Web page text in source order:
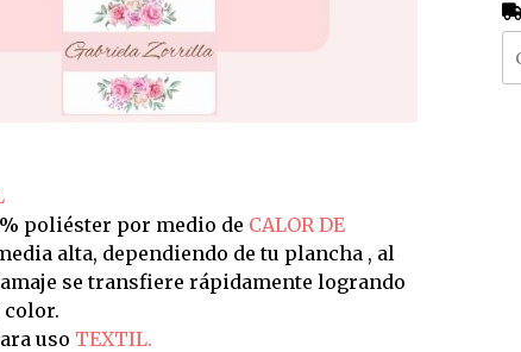
poliéster por medio de CALOR DE
alta, dependiendo de tu plancha , al
se transfiere rápidamente logrando
uso TEXTIL.